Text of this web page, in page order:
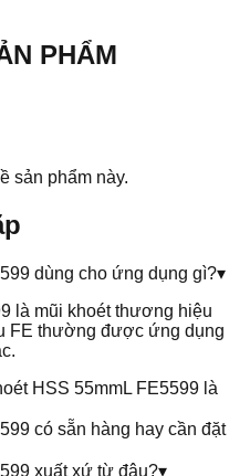
PHẨM
sản phẩm này.
dùng cho ứng dụng gì?▾
là mũi khoét thương hiệu
FE thường được ứng dụng
HSS 55mmL FE5599 là
có sẵn hàng hay cần đặt
xuất xứ từ đâu?▾